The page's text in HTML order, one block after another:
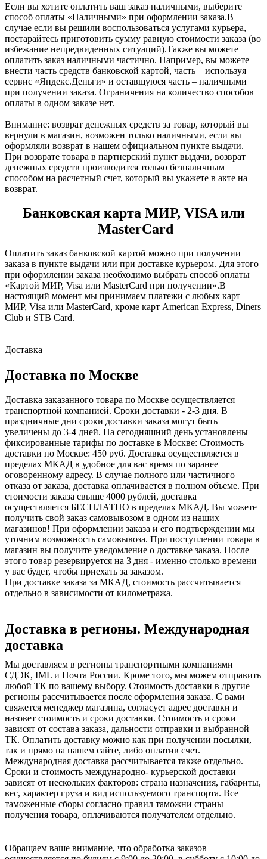
Если вы хотите оплатить ваш заказ наличными, выберите
способ оплаты «Наличными» при оформлении заказа.В
случае если вы решили воспользоваться услугами курьера,
постарайтесь приготовить сумму равную стоимости заказа (во
избежание непредвиденных ситуаций).Также вы можете
оплатить заказ наличными частично. Например, вы можете
внести часть средств банковской картой, часть – используя
сервис «Яндекс.Деньги» и оставшуюся часть – наличными
при получении заказа. Ограничения на количество способов
оплаты в одном заказе нет.
Внимание: возврат денежных средств за товар, который вы
вернули в магазин, возможен только наличными, если вы
оформляли возврат в нашем официальном пункте выдачи.
При возврате товара в партнерский пункт выдачи, возврат
денежных средств производится только безналичным
способом на расчетный счет, который вы укажете в акте на
возврат.
Банковская карта МИР, VISA или
MasterCard
Оплатить заказ банковской картой можно при получении
заказа в пункте выдачи или при доставке курьером. Для этого
при оформлении заказа необходимо выбрать способ оплаты
«Картой МИР, Visa или MasterCard при получении».В
настоящий момент мы принимаем платежи с любых карт
МИР, Visa или MasterCard, кроме карт American Express, Diners
Club и STB Card.
Доставка
Доставка по Москве
Доставка заказанного товара по Москве осуществляется
транспортной компанией. Сроки доставки - 2-3 дня. В
праздничные дни сроки доставки заказа могут быть
увеличены до 3-4 дней. На сегодняшний день установлены
фиксированные тарифы по доставке в Москве: Стоимость
доставки по Москве: 450 руб. Доставка осуществляется в
пределах МКАД в удобное для вас время по заранее
оговоренному адресу. В случае полного или частичного
отказа от заказа, доставка оплачивается в полном объеме. При
стоимости заказа свыше 4000 рублей, доставка
осуществляется БЕСПЛАТНО в пределах МКАД. Вы можете
получить свой заказ самовывозом в одном из наших
магазинов! При оформлении заказа и его подтверждении мы
уточним возможность самовывоза. При поступлении товара в
магазин вы получите уведомление о доставке заказа. После
этого товар резервируется на 3 дня - именно столько времени
у вас будет, чтобы приехать за заказом.
При доставке заказа за МКАД, стоимость рассчитывается
отдельно в зависимости от километража.
Доставка в регионы. Международная
доставка
Мы доставляем в регионы транспортными компаниями
СДЭК, IML и Почта России. Кроме того, мы можем отправить
любой ТК по вашему выбору. Стоимость доставки в другие
регионы рассчитывается после оформления заказа. С вами
свяжется менеджер магазина, согласует адрес доставки и
назовет стоимость и сроки доставки. Стоимость и сроки
зависят от состава заказа, дальности отправки и выбранной
ТК. Оплатить доставку можно как при получении посылки,
так и прямо на нашем сайте, либо оплатив счет.
Международная доставка рассчитывается также отдельно.
Сроки и стоимость международно- курьерской доставки
зависят от нескольких факторов: страна назначения, габариты,
вес, характер груза и вид используемого транспорта. Все
таможенные сборы согласно правил таможни страны
получения товара, оплачиваются получателем отдельно.
Обращаем ваше внимание, что обработка заказов